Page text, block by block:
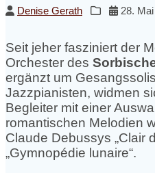
Denise Gerath 28.
Seit jeher fasziniert der
Orchester des
ergänzt um
Jazzpianisten, widmen
Begleiter mit einer
romantischen Melodien
Claude Debussys „Clair
„Gymnopédie lunaire“.